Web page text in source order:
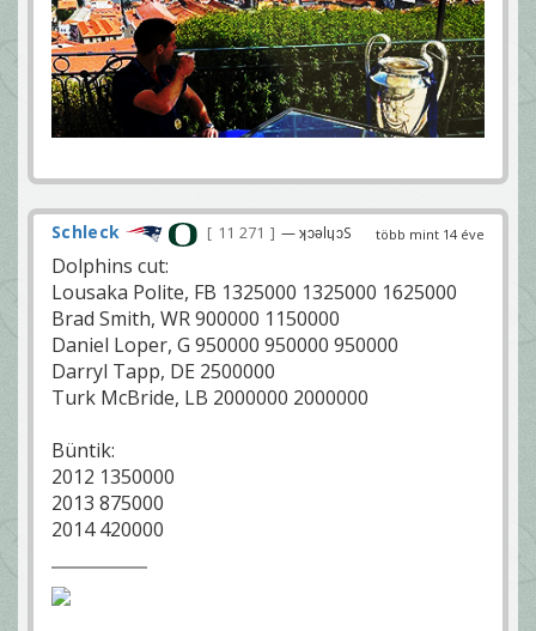
több mint 14 éve
Schleck 11 271 — ʞɔǝlɥɔS
Dolphins cut:
Lousaka Polite, FB 1325000 1325000 1625000
Brad Smith, WR 900000 1150000
Daniel Loper, G 950000 950000 950000
Darryl Tapp, DE 2500000
Turk McBride, LB 2000000 2000000
Büntik:
2012 1350000
2013 875000
2014 420000